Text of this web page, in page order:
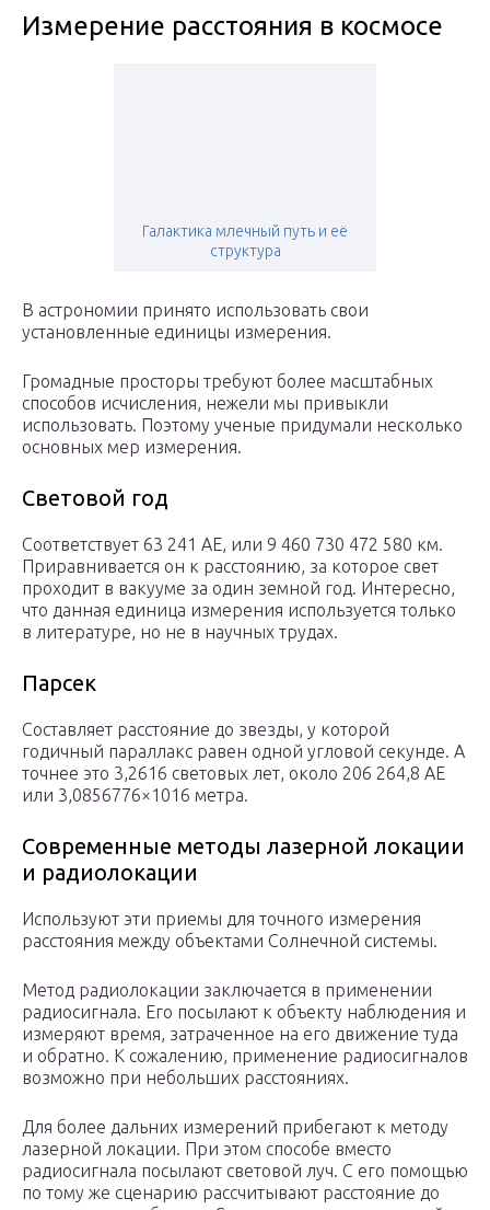
Измерение расстояния в космосе
Галактика млечный путь и её
структура
В астрономии принято использовать свои
установленные единицы измерения.
Громадные просторы требуют более масштабных
способов исчисления, нежели мы привыкли
использовать. Поэтому ученые придумали несколько
основных мер измерения.
Световой год
Соответствует 63 241 АЕ, или 9 460 730 472 580 км.
Приравнивается он к расстоянию, за которое свет
проходит в вакууме за один земной год. Интересно,
что данная единица измерения используется только
в литературе, но не в научных трудах.
Парсек
Составляет расстояние до звезды, у которой
годичный параллакс равен одной угловой секунде. А
точнее это 3,2616 световых лет, около 206 264,8 АЕ
или 3,0856776×1016 метра.
Современные методы лазерной локации
и радиолокации
Используют эти приемы для точного измерения
расстояния между объектами Солнечной системы.
Метод радиолокации заключается в применении
радиосигнала. Его посылают к объекту наблюдения и
измеряют время, затраченное на его движение туда
и обратно. К сожалению, применение радиосигналов
возможно при небольших расстояниях.
Для более дальних измерений прибегают к методу
лазерной локации. При этом способе вместо
радиосигнала посылают световой луч. С его помощью
по тому же сценарию рассчитывают расстояние до